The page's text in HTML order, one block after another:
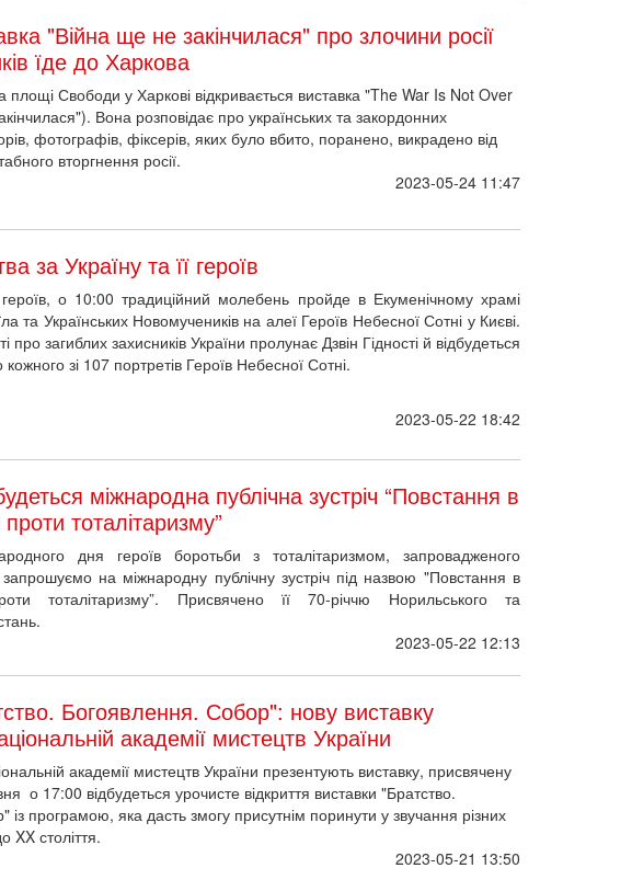
"Війна ще не закінчилася" про злочини росії
їде до Харкова
Свободи у Харкові відкривається виставка "The War Is Not Over
Вона розповідає про українських та закордонних
фотографів, фіксерів, яких було вбито, поранено, викрадено від
вторгнення росії.
2023-05-24 11:47
за Україну та її героїв
о 10:00 традиційний молебень пройде в Екуменічному храмі
та Українських Новомучеників на алеї Героїв Небесної Сотні у Києві.
про загиблих захисників України пролунає Дзвін Гідності й відбудеться
кожного зі 107 портретів Героїв Небесної Сотні.
2023-05-22 18:42
міжнародна публічна зустріч “Повстання в
тоталітаризму”
дня героїв боротьби з тоталітаризмом, запровадженого
на міжнародну публічну зустріч під назвою "Повстання в
тоталітаризму”. Присвячено її 70-річчю Норильського та
2023-05-22 12:13
Богоявлення. Собор": нову виставку
академії мистецтв України
академії мистецтв України презентують виставку, присвячену
о 17:00 відбудеться урочисте відкриття виставки "Братство.
програмою, яка дасть змогу присутнім поринути у звучання різних
XX століття.
2023-05-21 13:50